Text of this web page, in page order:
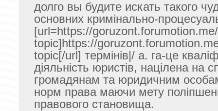
долго вы будите искать такого
основних кримінально-
[url=https://
topic]https://
topic[/url] термінів|/ а. га-це
діяльність юристів, націлена на
громадянам та юридичним особам
норм права маючи мету
правового становища.